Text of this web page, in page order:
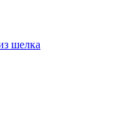
шелка